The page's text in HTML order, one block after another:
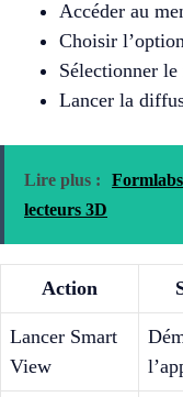
Accéder au
Choisir
Sélectionner
Lancer la
Lire plus :
lecteurs 3D
Action
Lancer Smart
View